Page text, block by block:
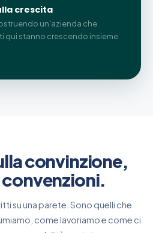
crescita
un'azienda che
qui stanno crescendo insieme
convinzione,
convenzioni.
su una parete. Sono quelli che
come lavoriamo e come ci